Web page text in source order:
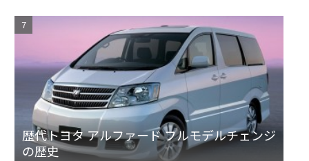
歴代トヨタ アルファード フルモデルチェンジ
の歴史